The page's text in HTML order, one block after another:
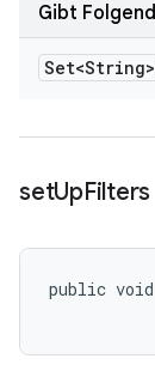
Gibt
Set<String>
setUpFilters
public